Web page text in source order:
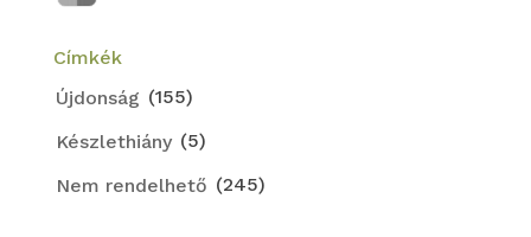
Címkék
Újdonság (155)
Készlethiány (5)
Nem rendelhető (245)